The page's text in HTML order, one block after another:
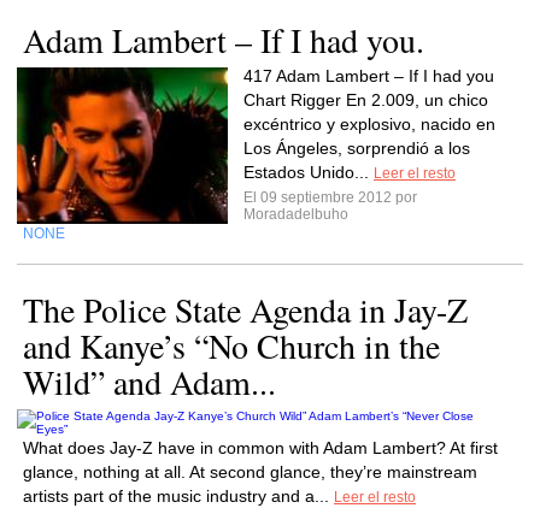
Adam Lambert – If I had you.
417 Adam Lambert – If I had you
Chart Rigger En 2.009, un chico
excéntrico y explosivo, nacido en
Los Ángeles, sorprendió a los
Estados Unido...
Leer el resto
El 09 septiembre 2012 por
Moradadelbuho
NONE
The Police State Agenda in Jay-Z
and Kanye’s “No Church in the
Wild” and Adam...
What does Jay-Z have in common with Adam Lambert? At first
glance, nothing at all. At second glance, they’re mainstream
artists part of the music industry and a...
Leer el resto